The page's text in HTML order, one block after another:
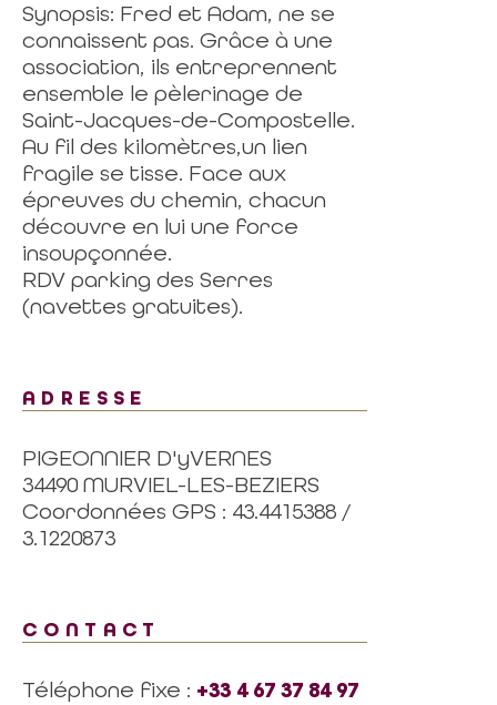
Synopsis: Fred et Adam, ne se
connaissent pas. Grâce à une
association, ils entreprennent
ensemble le pèlerinage de
Saint-Jacques-de-Compostelle.
Au fil des kilomètres,un lien
fragile se tisse. Face aux
épreuves du chemin, chacun
découvre en lui une force
insoupçonnée.
RDV parking des Serres
(navettes gratuites).
ADRESSE
PIGEONNIER D'yVERNES
34490 MURVIEL-LES-BEZIERS
Coordonnées GPS : 43.4415388 /
3.1220873
CONTACT
Téléphone fixe : +33 4 67 37 84 97